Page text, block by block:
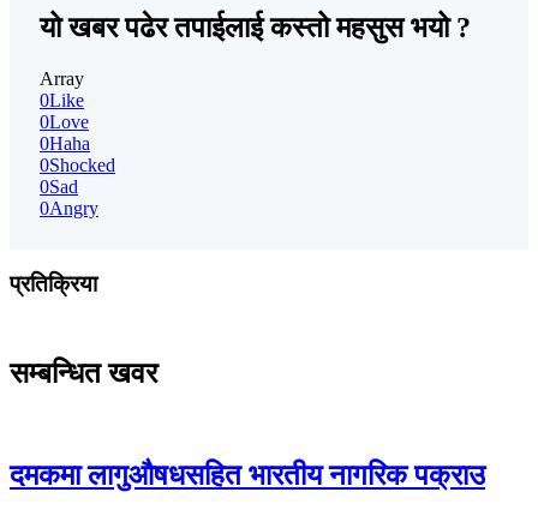
यो खबर पढेर तपाईलाई कस्तो महसुस भयो ?
Array
0Like
0Love
0Haha
0Shocked
0Sad
0Angry
प्रतिक्रिया
सम्बन्धित खवर
दमकमा लागुऔषधसहित भारतीय नागरिक पक्राउ